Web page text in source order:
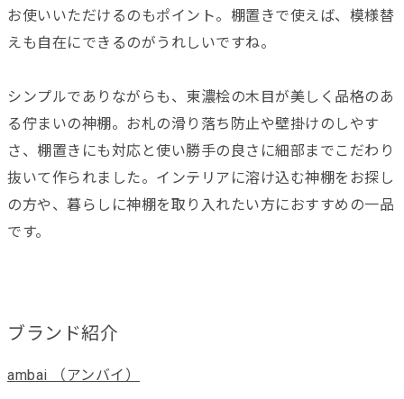
お使いいただけるのもポイント。棚置きで使えば、模様替
えも自在にできるのがうれしいですね。
シンプルでありながらも、東濃桧の木目が美しく品格のあ
る佇まいの神棚。お札の滑り落ち防止や壁掛けのしやす
さ、棚置きにも対応と使い勝手の良さに細部までこだわり
抜いて作られました。インテリアに溶け込む神棚をお探し
の方や、暮らしに神棚を取り入れたい方におすすめの一品
です。
ブランド紹介
ambai （アンバイ）